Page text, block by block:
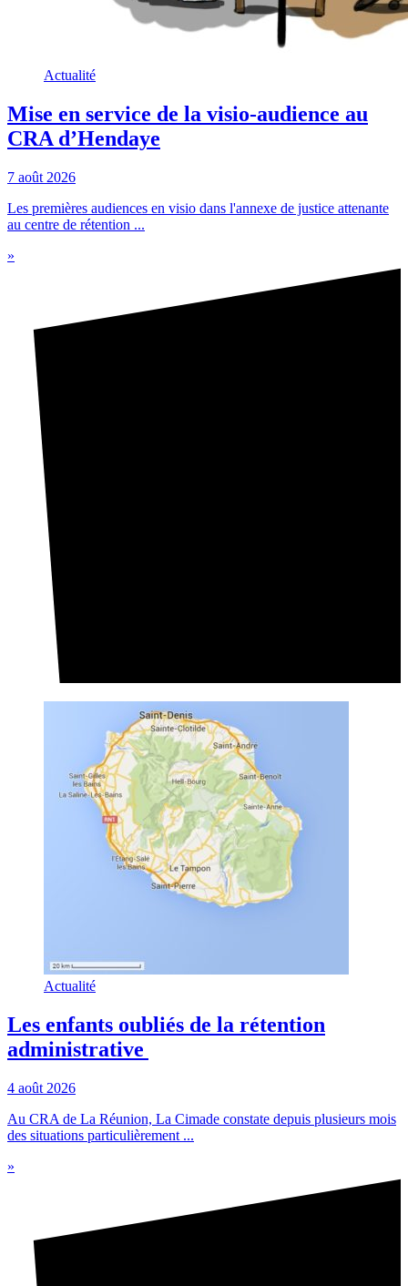
Actualité
Mise en service de la visio-audience au
CRA d’Hendaye
7 août 2026
Les premières audiences en visio dans l'annexe de justice attenante
au centre de rétention ...
»
Actualité
Les enfants oubliés de la rétention
administrative
4 août 2026
Au CRA de La Réunion, La Cimade constate depuis plusieurs mois
des situations particulièrement ...
»